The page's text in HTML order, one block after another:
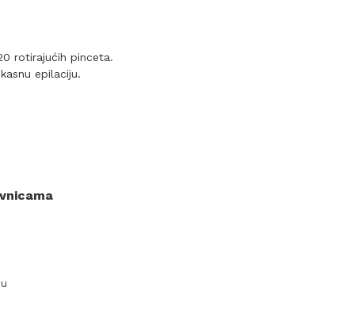
rotirajućih pinceta.
epilaciju.